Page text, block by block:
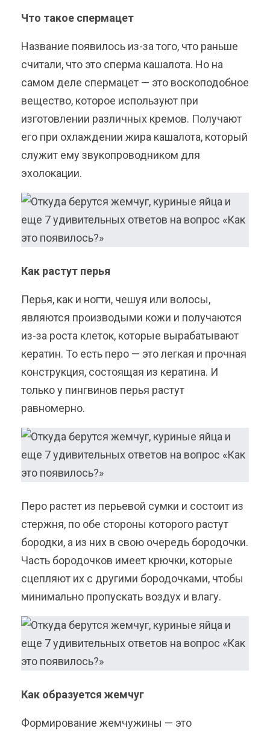
Что такое спермацет
Название появилось из-за того, что раньше
считали, что это сперма кашалота. Но на
самом деле спермацет — это воскоподобное
вещество, которое используют при
изготовлении различных кремов. Получают
его при охлаждении жира кашалота, который
служит ему звукопроводником для
эхолокации.
Как растут перья
Перья, как и ногти, чешуя или волосы,
являются производыми кожи и получаются
из-за роста клеток, которые вырабатывают
кератин. То есть перо — это легкая и прочная
конструкция, состоящая из кератина. И
только у пингвинов перья растут
равномерно.
Перо растет из перьевой сумки и состоит из
стержня, по обе стороны которого растут
бородки, а из них в свою очередь бородочки.
Часть бородочков имеет крючки, которые
сцепляют их с другими бородочками, чтобы
минимально пропускать воздух и влагу.
Как образуется жемчуг
Формирование жемчужины — это